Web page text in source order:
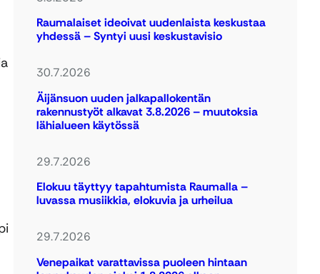
Raumalaiset ideoivat uudenlaista keskustaa
yhdessä – Syntyi uusi keskustavisio
30.7.2026
Äijänsuon uuden jalkapallokentän
rakennustyöt alkavat 3.8.2026 – muutoksia
lähialueen käytössä
29.7.2026
Elokuu täyttyy tapahtumista Raumalla –
luvassa musiikkia, elokuvia ja urheilua
29.7.2026
Venepaikat varattavissa puoleen hintaan